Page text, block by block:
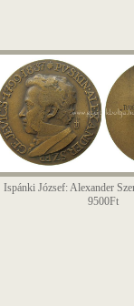
Ispánki József: Alexander
9500Ft